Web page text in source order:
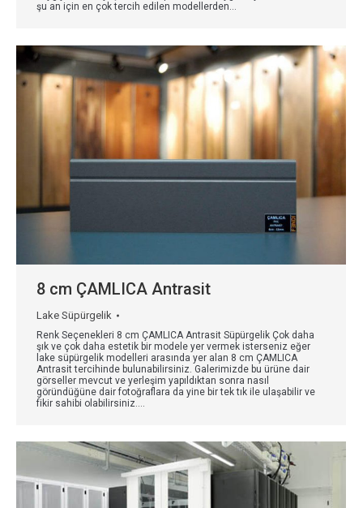
şu an için en çok tercih edilen modellerden…
8 cm ÇAMLICA Antrasit
Lake Süpürgelik
Renk Seçenekleri 8 cm ÇAMLICA Antrasit Süpürgelik Çok daha
şık ve çok daha estetik bir modele yer vermek isterseniz eğer
lake süpürgelik modelleri arasında yer alan 8 cm ÇAMLICA
Antrasit tercihinde bulunabilirsiniz. Galerimizde bu ürüne dair
görseller mevcut ve yerleşim yapıldıktan sonra nasıl
göründüğüne dair fotoğraflara da yine bir tek tık ile ulaşabilir ve
fikir sahibi olabilirsiniz.…